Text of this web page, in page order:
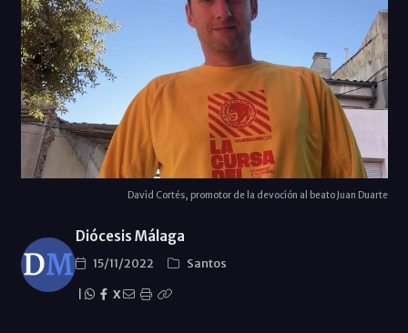
David Cortés, promotor de la devoción al beato Juan Duarte
Diócesis Málaga
15/11/2022
Santos
X